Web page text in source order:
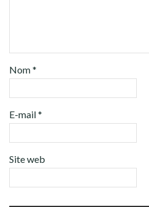
Nom*
E-mail*
Site web